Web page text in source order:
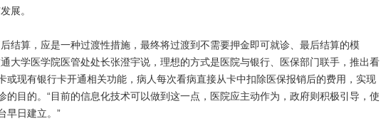
展。
算，应是一种过渡性措施，最终将过渡到不需要押金即可就诊、最后结算的模
大学医学院医管处处长张澄宇说，理想的方式是医院与银行、医保部门联手，推出看
或现有银行卡开通相关功能，病人每次看病直接从卡中扣除医保报销后的费用，实现
的目的。“目前的信息化技术可以做到这一点，医院应主动作为，政府则积极引导，使
早日建立。”